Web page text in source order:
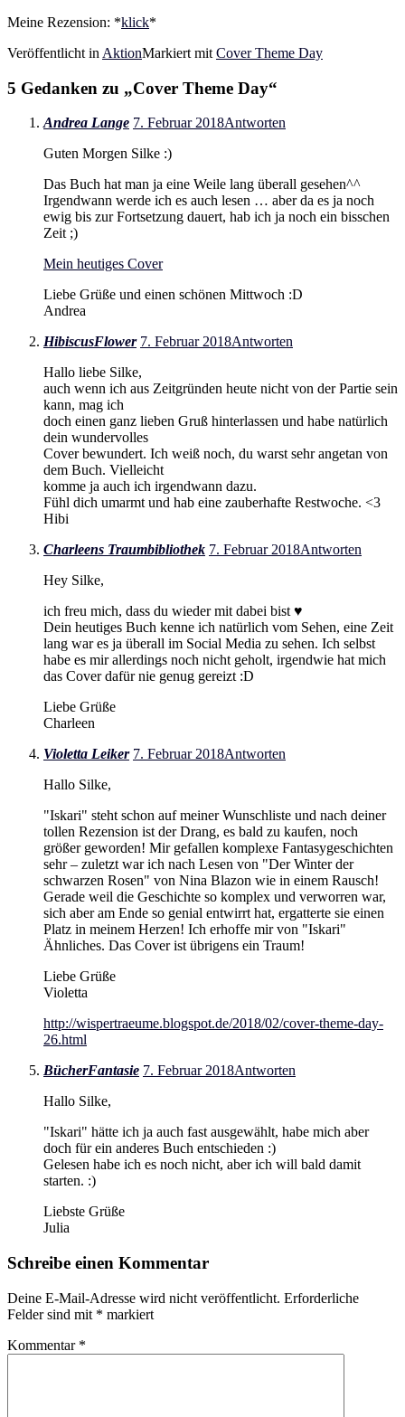
Meine Rezension: *klick*
Veröffentlicht in AktionMarkiert mit Cover Theme Day
5 Gedanken zu „Cover Theme Day“
Andrea Lange 7. Februar 2018Antworten
Guten Morgen Silke :)
Das Buch hat man ja eine Weile lang überall gesehen^^
Irgendwann werde ich es auch lesen … aber da es ja noch
ewig bis zur Fortsetzung dauert, hab ich ja noch ein bisschen
Zeit ;)
Mein heutiges Cover
Liebe Grüße und einen schönen Mittwoch :D
Andrea
HibiscusFlower 7. Februar 2018Antworten
Hallo liebe Silke,
auch wenn ich aus Zeitgründen heute nicht von der Partie sein
kann, mag ich
doch einen ganz lieben Gruß hinterlassen und habe natürlich
dein wundervolles
Cover bewundert. Ich weiß noch, du warst sehr angetan von
dem Buch. Vielleicht
komme ja auch ich irgendwann dazu.
Fühl dich umarmt und hab eine zauberhafte Restwoche. <3
Hibi
Charleens Traumbibliothek 7. Februar 2018Antworten
Hey Silke,
ich freu mich, dass du wieder mit dabei bist ♥
Dein heutiges Buch kenne ich natürlich vom Sehen, eine Zeit
lang war es ja überall im Social Media zu sehen. Ich selbst
habe es mir allerdings noch nicht geholt, irgendwie hat mich
das Cover dafür nie genug gereizt :D
Liebe Grüße
Charleen
Violetta Leiker 7. Februar 2018Antworten
Hallo Silke,
"Iskari" steht schon auf meiner Wunschliste und nach deiner
tollen Rezension ist der Drang, es bald zu kaufen, noch
größer geworden! Mir gefallen komplexe Fantasygeschichten
sehr – zuletzt war ich nach Lesen von "Der Winter der
schwarzen Rosen" von Nina Blazon wie in einem Rausch!
Gerade weil die Geschichte so komplex und verworren war,
sich aber am Ende so genial entwirrt hat, ergatterte sie einen
Platz in meinem Herzen! Ich erhoffe mir von "Iskari"
Ähnliches. Das Cover ist übrigens ein Traum!
Liebe Grüße
Violetta
http://wispertraeume.blogspot.de/2018/02/cover-theme-day-
26.html
BücherFantasie 7. Februar 2018Antworten
Hallo Silke,
"Iskari" hätte ich ja auch fast ausgewählt, habe mich aber
doch für ein anderes Buch entschieden :)
Gelesen habe ich es noch nicht, aber ich will bald damit
starten. :)
Liebste Grüße
Julia
Schreibe einen Kommentar
Deine E-Mail-Adresse wird nicht veröffentlicht. Erforderliche
Felder sind mit * markiert
Kommentar *